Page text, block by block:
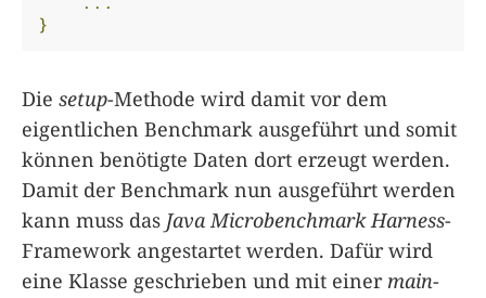
}
Die setup-Methode wird damit vor dem
eigentlichen Benchmark ausgeführt und somit
können benötigte Daten dort erzeugt werden.
Damit der Benchmark nun ausgeführt werden
kann muss das Java Microbenchmark Harness-
Framework angestartet werden. Dafür wird
eine Klasse geschrieben und mit einer main-